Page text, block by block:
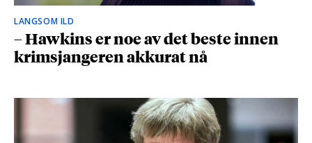
LANGSOM ILD
– Hawkins er noe av det beste innen
krimsjangeren akkurat nå